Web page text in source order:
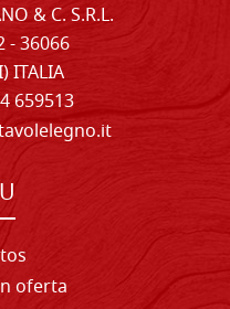
& C. S.R.L.
- 36066
ITALIA
659513
oferta